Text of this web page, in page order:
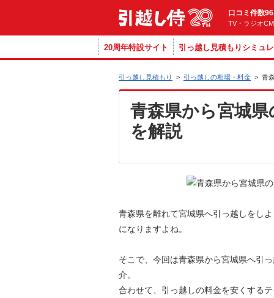
口コミ件数
TV・ラジオ
20周年特設サイト 引っ越し見積もりシミュ
引っ越し見積もり > 引っ越しの相場・料金 > 青
青森県から宮城
を解説
青森県を離れて宮城県へ引っ越しをし
になりますよね。
そこで、今回は青森県から宮城県へ引
介。
合わせて、引っ越しの料金を安くする